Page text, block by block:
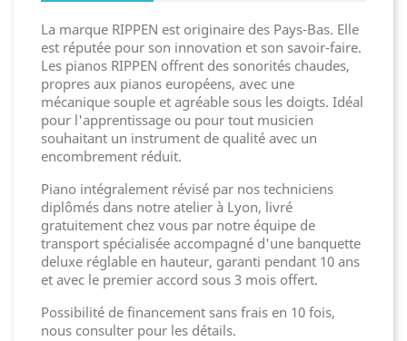
La marque RIPPEN est originaire des Pays-Bas. Elle
est réputée pour son innovation et son savoir-faire.
Les pianos RIPPEN offrent des sonorités chaudes,
propres aux pianos européens, avec une
mécanique souple et agréable sous les doigts. Idéal
pour l'apprentissage ou pour tout musicien
souhaitant un instrument de qualité avec un
encombrement réduit.
Piano intégralement révisé par nos techniciens
diplômés dans notre atelier à Lyon, livré
gratuitement chez vous par notre équipe de
transport spécialisée accompagné d'une banquette
deluxe réglable en hauteur, garanti pendant 10 ans
et avec le premier accord sous 3 mois offert.
Possibilité de financement sans frais en 10 fois,
nous consulter pour les détails.